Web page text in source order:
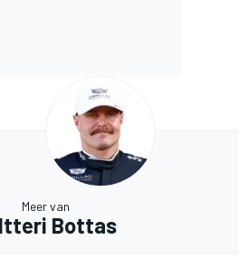
Meer van
Bottas